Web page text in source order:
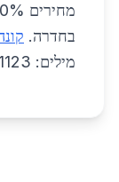
בחדרה.
מילים: 1123)